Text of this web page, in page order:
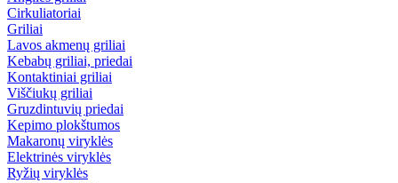
Cirkuliatoriai
Griliai
Lavos akmenų griliai
Kebabų griliai, priedai
Kontaktiniai griliai
Viščiukų griliai
Gruzdintuvių priedai
Kepimo plokštumos
Makaronų viryklės
Elektrinės viryklės
Ryžių viryklės